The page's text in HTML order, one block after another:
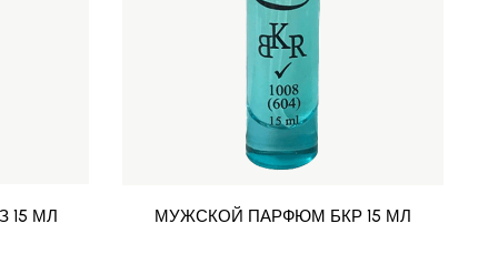
МЛ МУЖСКОЙ ПАРФЮМ БКР 15 МЛ